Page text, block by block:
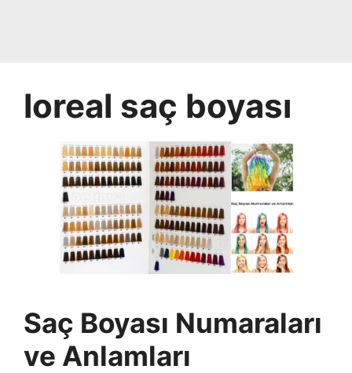
loreal saç boyası
Saç Boyası Numaraları
ve Anlamları